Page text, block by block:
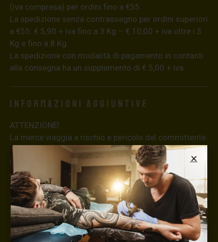
(iva compresa) per ordini fino a €55.
La spedizione senza contrassegno per ordini superiori
a €55: € 5,90 + iva fino a 3 Kg – € 10,00 + iva oltre i 3
Kg e fino a 8 Kg.
La spedizione con modalità di pagamento in contanti
alla consegna ha un supplemento di € 5,00 + iva.
Informazioni aggiuntive
ATTENZIONE!
La merce viaggia a rischio e pericolo del committente.
Si consiglia, per spedizioni superiori a € 500,00 di
richiedere l’invio della merce con assicurazione (in
questo caso, se la merce dovesse essere smarrita o
danneggiata dal corriere, quest’ultimo risarcirà l’intero
valore della merce, in caso contrario nessuno
rimborserà il destinatario) con un costo aggiuntivo del
3,5% sul valore totale del carrello, da richiedere prima
di concludere il pagamento al seguente indirizzo: